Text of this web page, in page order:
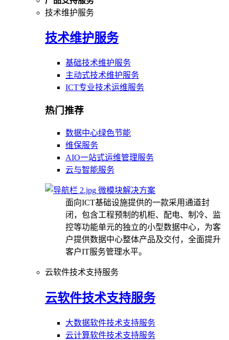
技术维护服务
技术维护服务
基础技术维护服务
主动式技术维护服务
ICT专业技术运维服务
热门推荐
数据中心绿色节能
维保服务
AIO一站式运维管理服务
云与智能服务
微模块解决方案
面向ICT基础设施提供的一款采用通道封
闭，包含工程预制的机柜、配电、制冷、监
控等功能单元的独立的小型数据中心，为客
户提供数据中心整体产品及交付，全面提升
客户IT服务管理水平。
云软件技术支持服务
云软件技术支持服务
大数据软件技术支持服务
云计算软件技术支持服务